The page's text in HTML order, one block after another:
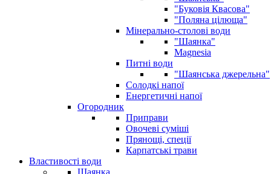
"Буковія Квасова"
"Поляна цілюща"
Мінерально-столові води
"Шаянка"
Magnesia
Питні води
"Шаянська джерельна"
Солодкі напої
Енергетичні напої
Огородник
Приправи
Овочеві суміші
Прянощі, спеції
Карпатські трави
Властивості води
Шаянка